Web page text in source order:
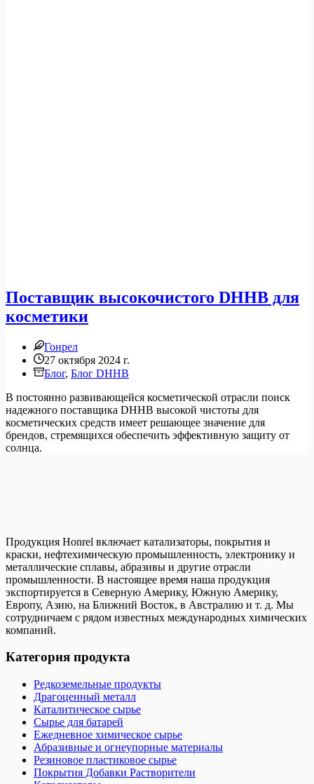
Поставщик высокочистого DHHB для
косметики
Гонрел
27 октября 2024 г.
Блог, Блог DHHB
В постоянно развивающейся косметической отрасли поиск
надежного поставщика DHHB высокой чистоты для
косметических средств имеет решающее значение для
брендов, стремящихся обеспечить эффективную защиту от
солнца.
Продукция Honrel включает катализаторы, покрытия и
краски, нефтехимическую промышленность, электронику и
металлические сплавы, абразивы и другие отрасли
промышленности. В настоящее время наша продукция
экспортируется в Северную Америку, Южную Америку,
Европу, Азию, на Ближний Восток, в Австралию и т. д. Мы
сотрудничаем с рядом известных международных химических
компаний.
Категория продукта
Редкоземельные продукты
Драгоценный металл
Каталитическое сырье
Сырье для батарей
Ежедневное химическое сырье
Абразивные и огнеупорные материалы
Резиновое пластиковое сырье
Покрытия Добавки Растворители